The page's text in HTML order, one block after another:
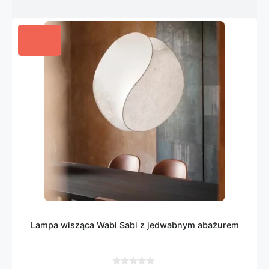
Lampa wisząca Wabi Sabi z jedwabnym abażurem